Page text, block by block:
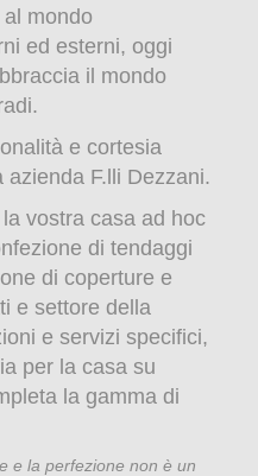
mondo
ed esterni, oggi
il mondo
e cortesia
F.lli Dezzani.
vostra casa ad hoc
di tendaggi
di coperture e
e settore della
e servizi specifici,
per la casa su
la gamma di
e la perfezione non è un